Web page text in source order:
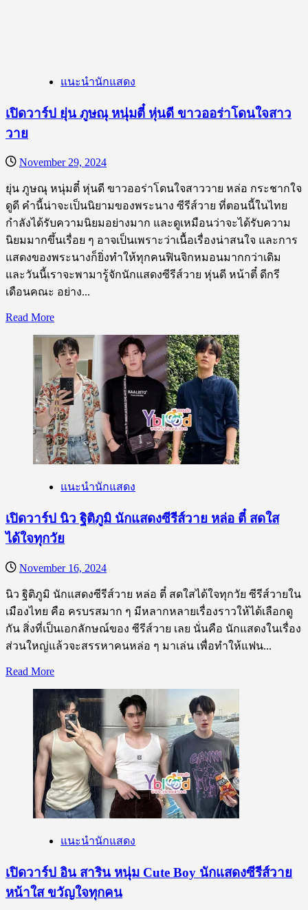
ละมุน
หล่อ
กระชาก
ที่
วาย
เท
ใจ
ให้
แนะนำนักแสดง
เปิดวาร์ป ยุ่น ภูษณุ หนุ่มตี๋ หุ่นดี ขาวออร่าโดนใจสาว
วาย
November 29, 2024
ยุ่น ภูษณุ หนุ่มตี๋ หุ่นดี ขาวออร่าโดนใจสาววาย หล่อ กระชากใจ
ดูดี คำนี้น่าจะเป็นนิยามของพระนาง ซีรีส์วาย ที่ตอนนี้ในไทย
กำลังได้รับความนิยมอย่างมาก และดูเหมือนว่าจะได้รับความ
นิยมมากขึ้นเรื่อย ๆ อาจเป็นเพราะว่าเนื้อเรื่องน่าสนใจ และการ
แสดงของพระนางก็ยิ่งทำให้ทุกคนฟินจิกหมอนมากกว่าเดิม
และวันนี้เราจะพามารู้จักนักแสดงซีรีส์วาย หุ่นดี หน้าตี๋ ดีกรี
เดือนคณะ อย่าง...
Read MoreRead
about
เปิด
วาร์
ป
ยุ่น
ภูษณุ
หนุ่ม
ตี๋
ขาว
ร่า
โดน
สาว
วาย
แนะนำนักแสดง
เปิดวาร์ป นิว ฐิติภูมิ นักแสดงซีรีส์วาย หล่อ ตี๋ สดใส
ได้ใจทุกวัย
November 16, 2024
นิว ฐิติภูมิ นักแสดงซีรีส์วาย หล่อ ตี๋ สดใสได้ใจทุกวัย ซีรีส์วายใน
เมืองไทย คือ ครบรสมาก ๆ มีหลากหลายเรื่องราวให้ได้เลือกดู
กัน สิ่งที่เป็นเอกลักษณ์ของ ซีรีส์วาย เลย นั่นคือ นักแสดงในเรื่อง
ส่วนใหญ่แล้วจะสรรหาคนหล่อ ๆ มาเล่น เพื่อทำให้แฟน...
Read MoreRead
about
เปิด
วาร์
ป
นิว
ฐิติ
ภูมิ
นัก
ซี
รีส์
หล่อ
แนะนำนักแสดง
เปิดวาร์ป อิน สาริน หนุ่ม Cute Boy นักแสดงซีรีส์วาย
หน้าใส ขวัญใจทุกคน